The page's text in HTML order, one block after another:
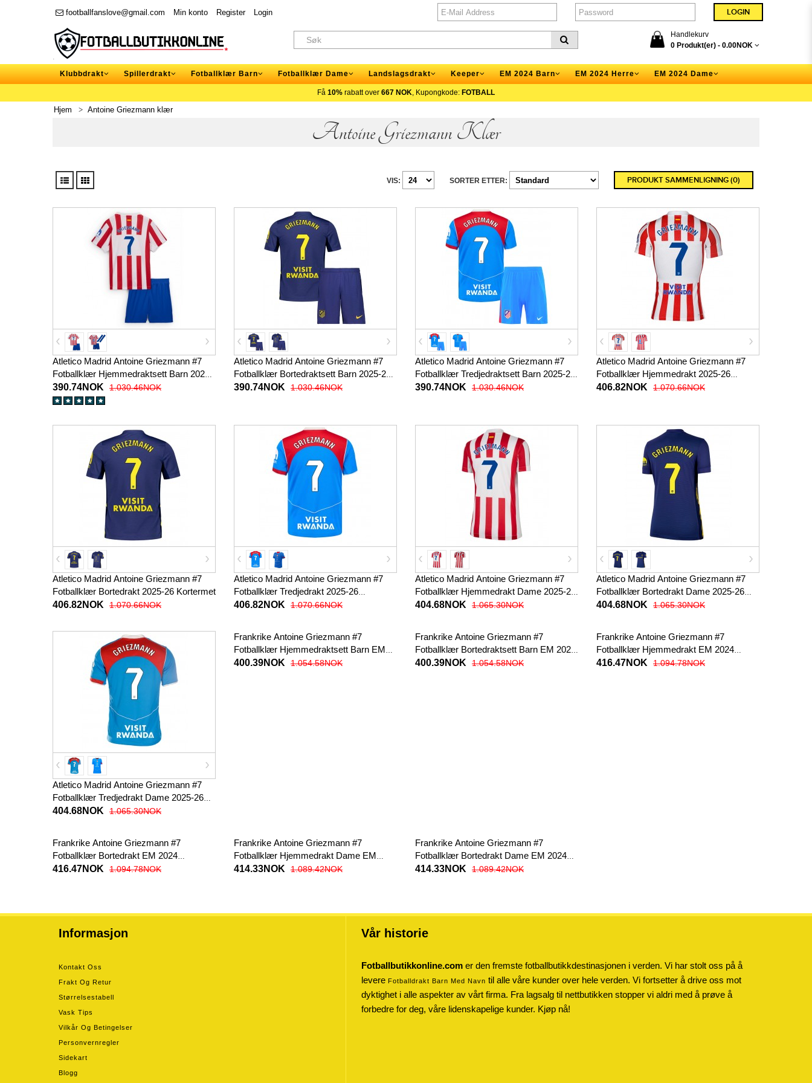
footballfanslove@gmail.com Min konto Register Login
Handlekurv
0 Produkt(er) - 0.00NOK
Klubbdrakt Spillerdrakt Fotballklær Barn Fotballklær Dame Landslagsdrakt Keeper EM 2024 Barn EM 2024 Herre EM 2024 Dame
Få 10% rabatt over 667 NOK, Kupongkode: FOTBALL
Hjem Antoine Griezmann klær
Antoine Griezmann Klær
PRODUKT SAMMENLIGNING (0)
SORTER ETTER:
VIS:
Atletico Madrid Antoine Griezmann #7
Fotballklær Hjemmedraktsett Barn 2025-
26 Kortermet (+ korte bukser)
390.74NOK 1.030.46NOK
Atletico Madrid Antoine Griezmann #7
Fotballklær Bortedraktsett Barn 2025-26
Kortermet (+ korte bukser)
390.74NOK 1.030.46NOK
Atletico Madrid Antoine Griezmann #7
Fotballklær Tredjedraktsett Barn 2025-26
Kortermet (+ korte bukser)
390.74NOK 1.030.46NOK
Atletico Madrid Antoine Griezmann #7
Fotballklær Hjemmedrakt 2025-26
Kortermet
406.82NOK 1.070.66NOK
Atletico Madrid Antoine Griezmann #7
Fotballklær Bortedrakt 2025-26 Kortermet
406.82NOK
1.070.66NOK
Atletico Madrid Antoine Griezmann #7
Fotballklær Tredjedrakt 2025-26
Kortermet
406.82NOK 1.070.66NOK
Atletico Madrid Antoine Griezmann #7
Fotballklær Hjemmedrakt Dame 2025-26
Kortermet
404.68NOK 1.065.30NOK
Atletico Madrid Antoine Griezmann #7
Fotballklær Bortedrakt Dame 2025-26
Kortermet
404.68NOK 1.065.30NOK
Atletico Madrid Antoine Griezmann #7
Fotballklær Tredjedrakt Dame 2025-26
Kortermet
404.68NOK 1.065.30NOK
Frankrike Antoine Griezmann #7
Fotballklær Hjemmedraktsett Barn EM
2024 Kortermet (+ korte bukser)
400.39NOK 1.054.58NOK
Frankrike Antoine Griezmann #7
Fotballklær Bortedraktsett Barn EM 2024
Kortermet (+ korte bukser)
400.39NOK 1.054.58NOK
Frankrike Antoine Griezmann #7
Fotballklær Hjemmedrakt EM 2024
Kortermet
416.47NOK 1.094.78NOK
Frankrike Antoine Griezmann #7
Fotballklær Bortedrakt EM 2024
Kortermet
416.47NOK 1.094.78NOK
Frankrike Antoine Griezmann #7
Fotballklær Hjemmedrakt Dame EM
2024 Kortermet
414.33NOK 1.089.42NOK
Frankrike Antoine Griezmann #7
Fotballklær Bortedrakt Dame EM 2024
Kortermet
414.33NOK 1.089.42NOK
Informasjon
Kontakt Oss
Frakt Og Retur
Størrelsestabell
Vask Tips
Vilkår Og Betingelser
Personvernregler
Sidekart
Blogg
Vår historie
Fotballbutikkonline.com er den fremste fotballbutikkdestinasjonen i verden. Vi har stolt oss på å
levere Fotballdrakt Barn Med Navn til alle våre kunder over hele verden. Vi fortsetter å drive oss mot
dyktighet i alle aspekter av vårt firma. Fra lagsalg til nettbutikken stopper vi aldri med å prøve å
forbedre for deg, våre lidenskapelige kunder. Kjøp nå!